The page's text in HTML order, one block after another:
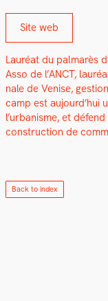
Site web
Lau­réat du pal­marès
Asso de l’ANCT,
nale de Venise,
camp est aujourd’hui
l’urbanisme, et
con­struc­tion de
Back to index